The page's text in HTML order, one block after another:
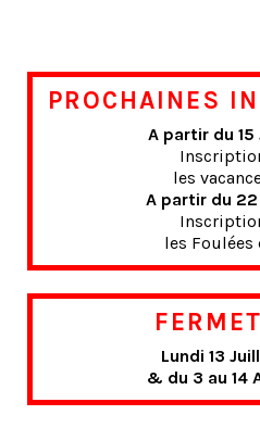
PROCHAINES
A partir du
les
A partir du
les Foulées
Lundi 13
& du 3 au 14